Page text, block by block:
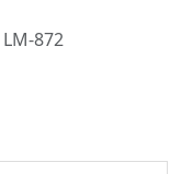
872